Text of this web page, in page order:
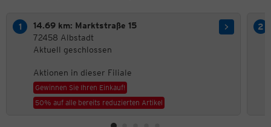
14.69 km: Marktstraße 15
72458 Albstadt
Aktuell geschlossen
Aktionen in dieser Filiale
Gewinnen Sie Ihren Einkauf!
50% auf alle bereits reduzierten Artikel